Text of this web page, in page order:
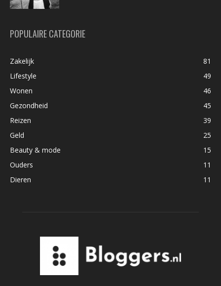
POPULAIRE CATEGORIE
Zakelijk
81
Lifestyle
49
Wonen
46
Gezondheid
45
Reizen
39
Geld
25
Beauty & mode
15
Ouders
11
Dieren
11